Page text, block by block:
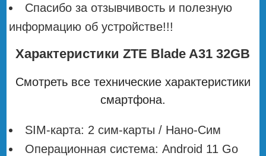
Спасибо за отзывчивость и полезную
информацию об устройстве!!!
Характеристики ZTE Blade A31 32GB
Смотреть все технические характеристики
смартфона.
SIM-карта: 2 сим-карты / Нано-Сим
Операционная система: Android 11 Go